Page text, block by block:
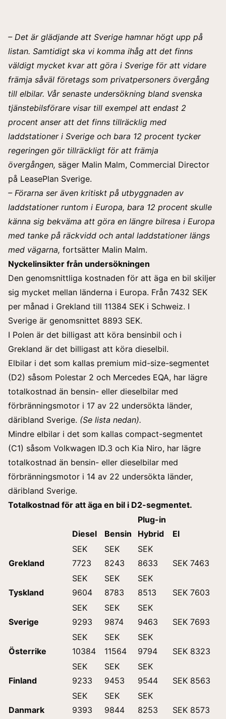
– Det är glädjande att Sverige hamnar högt upp på
listan. Samtidigt ska vi komma ihåg att det finns
väldigt mycket kvar att göra i Sverige för att vidare
främja såväl företags som privatpersoners övergång
till elbilar. Vår senaste undersökning bland svenska
tjänstebilsförare visar till exempel att endast 2
procent anser att det finns tillräcklig med
laddstationer i Sverige och bara 12 procent tycker
regeringen gör tillräckligt för att främja
övergången, säger Malin Malm, Commercial Director
på LeasePlan Sverige.
– Förarna ser även kritiskt på utbyggnaden av
laddstationer runtom i Europa, bara 12 procent skulle
känna sig bekväma att göra en längre bilresa i Europa
med tanke på räckvidd och antal laddstationer längs
med vägarna, fortsätter Malin Malm.
Nyckelinsikter från undersökningen
Den genomsnittliga kostnaden för att äga en bil skiljer
sig mycket mellan länderna i Europa. Från 7432 SEK
per månad i Grekland till 11384 SEK i Schweiz. I
Sverige är genomsnittet 8893 SEK.
I Polen är det billigast att köra bensinbil och i
Grekland är det billigast att köra dieselbil.
Elbilar i det som kallas premium mid-size-segmentet
(D2) såsom Polestar 2 och Mercedes EQA, har lägre
totalkostnad än bensin- eller dieselbilar med
förbränningsmotor i 17 av 22 undersökta länder,
däribland Sverige. (Se lista nedan).
Mindre elbilar i det som kallas compact-segmentet
(C1) såsom Volkwagen ID.3 och Kia Niro, har lägre
totalkostnad än bensin- eller dieselbilar med
förbränningsmotor i 14 av 22 undersökta länder,
däribland Sverige.
Totalkostnad för att äga en bil i D2-segmentet.
Diesel Bensin
Plug-in
Hybrid
El
Grekland
SEK
7723
SEK
8243
SEK
8633
SEK 7463
Tyskland
SEK
9604
SEK
8783
SEK
8513
SEK 7603
Sverige
SEK
9293
SEK
9874
SEK
9463
SEK 7693
Österrike
SEK
10384
SEK
11564
SEK
9794
SEK 8323
Finland
SEK
9233
SEK
9453
SEK
9544
SEK 8563
Danmark
SEK
9393
SEK
9844
SEK
8253
SEK 8573